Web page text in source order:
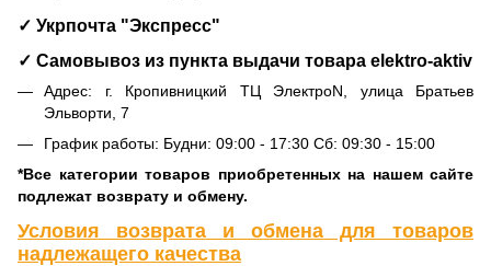
✓ Укрпочта "Экспресс"
✓ Самовывоз из пункта выдачи товара elektro-aktiv
Адрес: г. Кропивницкий ТЦ ЭлектроN, улица Братьев
Эльворти, 7
График работы: Будни: 09:00 - 17:30 Сб: 09:30 - 15:00
*Все категории товаров приобретенных на нашем сайте
подлежат возврату и обмену.
Условия возврата и обмена для товаров
надлежащего качества